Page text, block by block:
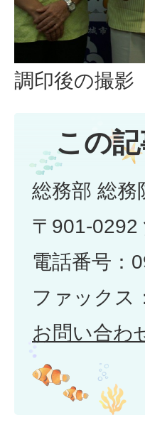
調印後の撮影
この
総務部 総務
〒901-0292
電話番号：
ファックス
お問い合わ